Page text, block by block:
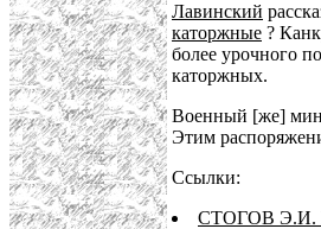
Лавинский
каторжные ?
более урочного
каторжных.
Военный [же]
Этим
Ссылки:
СТОГОВ Э.И.